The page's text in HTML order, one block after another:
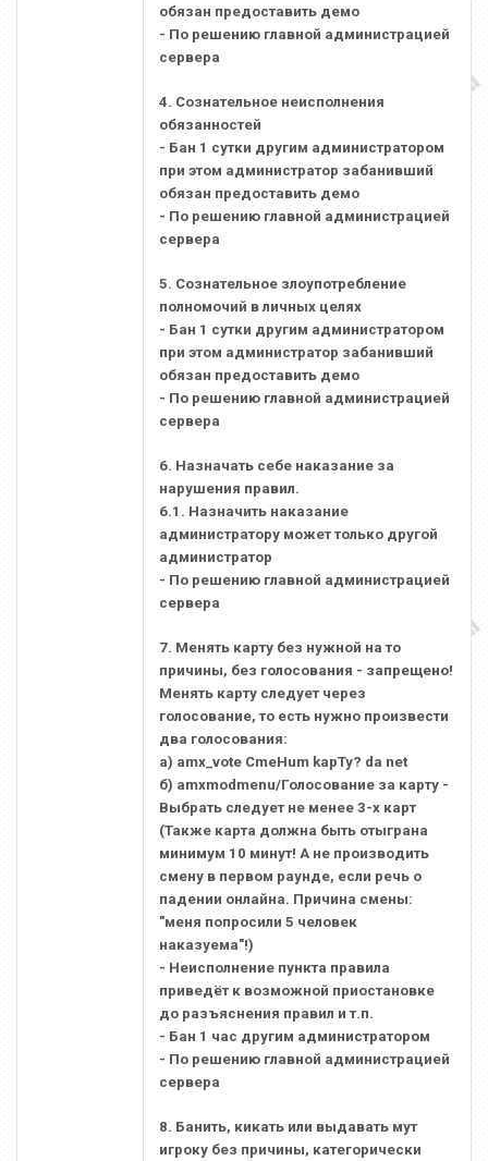
обязан предоставить демо
- По решению главной администрацией
сервера
4. Сознательное неисполнения
обязанностей
- Бан 1 сутки другим администратором
при этом администратор забанивший
обязан предоставить демо
- По решению главной администрацией
сервера
5. Сознательное злоупотребление
полномочий в личных целях
- Бан 1 сутки другим администратором
при этом администратор забанивший
обязан предоставить демо
- По решению главной администрацией
сервера
6. Назначать себе наказание за
нарушения правил.
6.1. Назначить наказание
администратору может только другой
администратор
- По решению главной администрацией
сервера
7. Менять карту без нужной на то
причины, без голосования - запрещено!
Менять карту следует через
голосование, то есть нужно произвести
два голосования:
a) amx_vote CmeHum kapTy? da net
б) amxmodmenu/Голосование за карту -
Выбрать следует не менее 3-х карт
(Также карта должна быть отыграна
минимум 10 минут! А не производить
смену в первом раунде, если речь о
падении онлайна. Причина смены:
"меня попросили 5 человек
наказуема"!)
- Неисполнение пункта правила
приведёт к возможной приостановке
до разъяснения правил и т.п.
- Бан 1 час другим администратором
- По решению главной администрацией
сервера
8. Банить, кикать или выдавать мут
игроку без причины, категорически